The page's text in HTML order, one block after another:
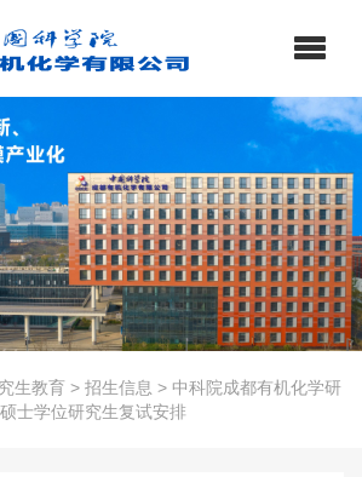
生教育 > 招生信息 > 中科院成都有机化学研
士学位研究生复试安排